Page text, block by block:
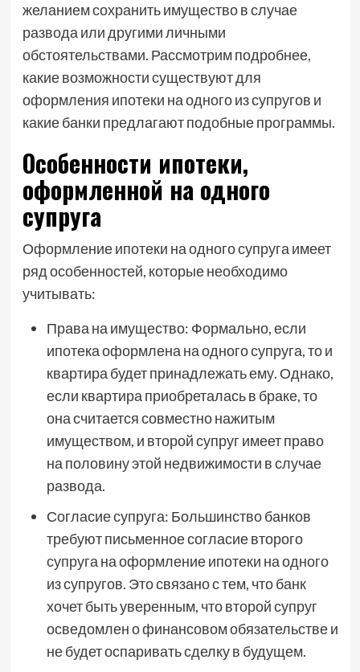
желанием сохранить имущество в случае
развода или другими личными
обстоятельствами. Рассмотрим подробнее,
какие возможности существуют для
оформления ипотеки на одного из супругов и
какие банки предлагают подобные программы.
Особенности ипотеки,
оформленной на одного
супруга
Оформление ипотеки на одного супруга имеет
ряд особенностей, которые необходимо
учитывать:
Права на имущество: Формально, если
ипотека оформлена на одного супруга, то и
квартира будет принадлежать ему. Однако,
если квартира приобреталась в браке, то
она считается совместно нажитым
имуществом, и второй супруг имеет право
на половину этой недвижимости в случае
развода.
Согласие супруга: Большинство банков
требуют письменное согласие второго
супруга на оформление ипотеки на одного
из супругов. Это связано с тем, что банк
хочет быть уверенным, что второй супруг
осведомлен о финансовом обязательстве и
не будет оспаривать сделку в будущем.